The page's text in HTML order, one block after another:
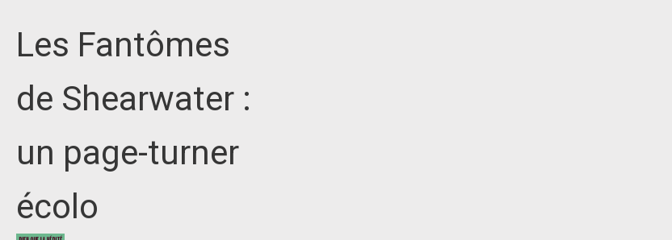
Les Fantômes
de Shearwater :
un page-turner
écolo